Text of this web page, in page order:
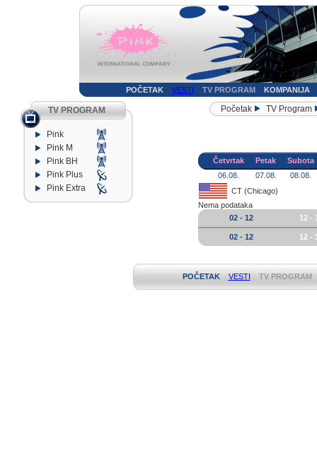
POČETAK VESTI TV PROGRAM KOMPANIJA
TV PROGRAM
Pink
Pink M
Pink BH
Pink Plus
Pink Extra
Početak TV Program
Četvrtak Petak
Subota
06.08.
07.08.
08.08.
CT (Chicago)
Nema podataka
02 - 12
12 -
02 - 12 12 -
POČETAK VESTI TV PROGRAM